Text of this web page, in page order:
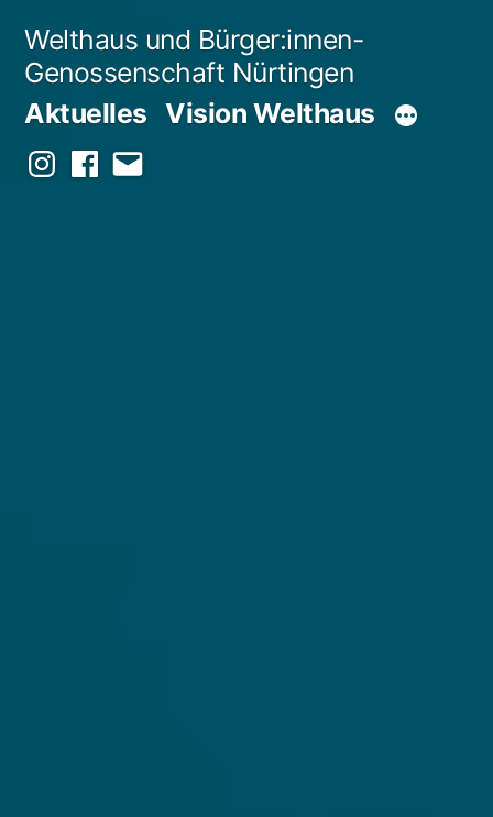
Inhalt
springen
Welthaus und Bürger:innen-
Genossenschaft Nürtingen
Aktuelles Vision Welthaus
Instagram
Facebook
E-